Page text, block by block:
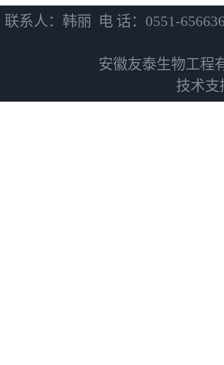
联系人：韩丽 电 话：0551-
安徽友泰生物工程
技术